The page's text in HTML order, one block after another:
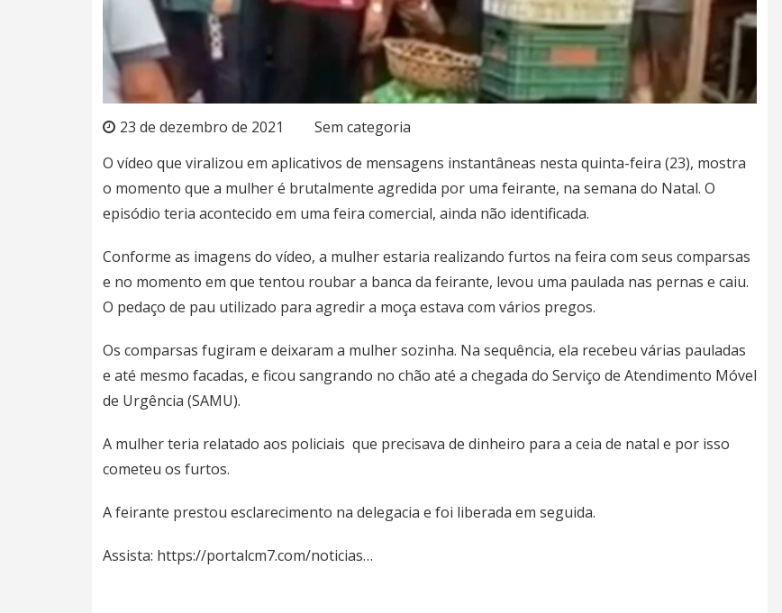
23 de dezembro de 2021
Sem categoria
O vídeo que viralizou em aplicativos de mensagens instantâneas nesta quinta-feira (23), mostra
o momento que a mulher é brutalmente agredida por uma feirante, na semana do Natal. O
episódio teria acontecido em uma feira comercial, ainda não identificada.
Conforme as imagens do vídeo, a mulher estaria realizando furtos na feira com seus comparsas
e no momento em que tentou roubar a banca da feirante, levou uma paulada nas pernas e caiu.
O pedaço de pau utilizado para agredir a moça estava com vários pregos.
Os comparsas fugiram e deixaram a mulher sozinha. Na sequência, ela recebeu várias pauladas
e até mesmo facadas, e ficou sangrando no chão até a chegada do Serviço de Atendimento Móvel
de Urgência (SAMU).
A mulher teria relatado aos policiais que precisava de dinheiro para a ceia de natal e por isso
cometeu os furtos.
A feirante prestou esclarecimento na delegacia e foi liberada em seguida.
Assista: https://portalcm7.com/noticias…